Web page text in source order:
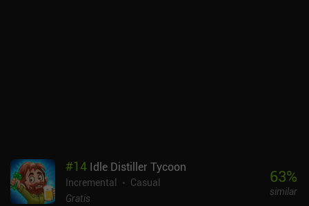
#14 Idle Distiller Tycoon
Incremental
Casual
Gratis
63%
similar